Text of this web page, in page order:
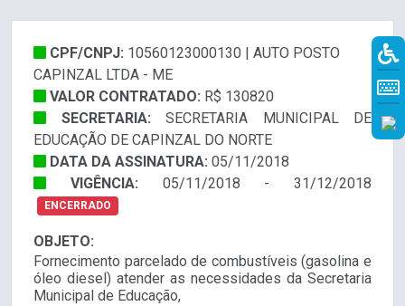
CPF/CNPJ: 10560123000130 | AUTO POSTO
CAPINZAL LTDA - ME
VALOR CONTRATADO: R$ 130820
SECRETARIA: SECRETARIA MUNICIPAL DE
EDUCAÇÃO DE CAPINZAL DO NORTE
DATA DA ASSINATURA: 05/11/2018
VIGÊNCIA: 05/11/2018 - 31/12/2018
ENCERRADO
OBJETO:
Fornecimento parcelado de combustíveis (gasolina e
óleo diesel) atender as necessidades da Secretaria
Municipal de Educação,